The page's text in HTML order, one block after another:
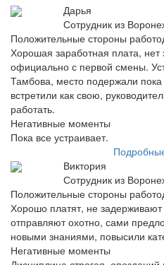
Дарья
Сотрудник из
Положительные стороны
Хорошая заработная плата,
официально с первой смены.
Тамбова, место подержали
встретили как свою,
работать.
Негативные моменты
Пока все устраивает.
Виктория
Сотрудник из
Положительные стороны
Хорошо платят, не
отправляют охотно, сами
новыми знаниями, повысили
Негативные моменты